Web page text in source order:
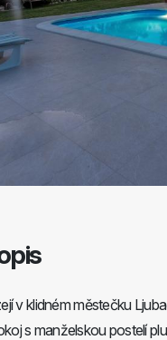
v klidném městečku
s manželskou postelí